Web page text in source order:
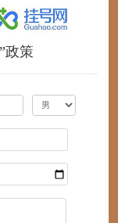
政策